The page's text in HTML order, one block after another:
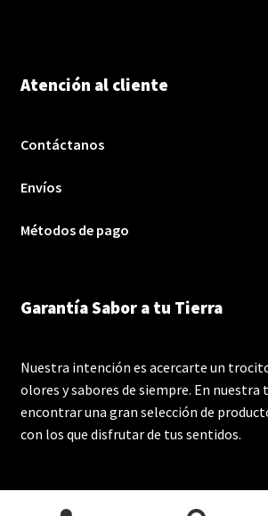
Atención al cliente
Contáctanos
Envíos
Métodos de pago
Garantía Sabor a tu Tierra
Nuestra intención es acercarte un
olores y sabores de siempre. En nuestra
encontrar una gran selección de
con los que disfrutar de tus sentidos.